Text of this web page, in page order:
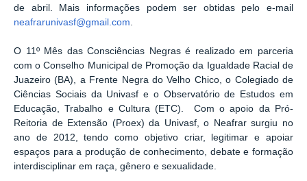
de abril. Mais informações podem ser obtidas pelo e-mail
neafrarunivasf@gmail.com.
O 11º Mês das Consciências Negras é realizado em parceria
com o Conselho Municipal de Promoção da Igualdade Racial de
Juazeiro (BA), a Frente Negra do Velho Chico, o Colegiado de
Ciências Sociais da Univasf e o Observatório de Estudos em
Educação, Trabalho e Cultura (ETC). Com o apoio da Pró-
Reitoria de Extensão (Proex) da Univasf, o Neafrar surgiu no
ano de 2012, tendo como objetivo criar, legitimar e apoiar
espaços para a produção de conhecimento, debate e formação
interdisciplinar em raça, gênero e sexualidade.